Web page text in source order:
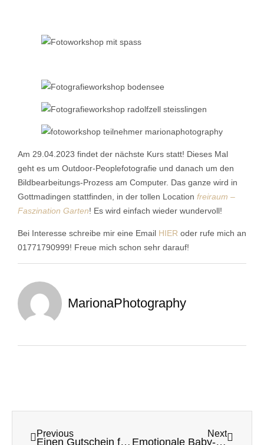
Am 29.04.2023 findet der nächste Kurs statt! Dieses Mal
geht es um Outdoor-Peoplefotografie und danach um den
Bildbearbeitungs-Prozess am Computer. Das ganze wird in
Gottmadingen stattfinden, in der tollen Location freiraum –
Faszination Garten! Es wird einfach wieder wundervoll!
Bei Interesse schreibe mir eine Email HIER oder rufe mich an
01771790999! Freue mich schon sehr darauf!
MarionaPhotography
Previous
Einen Gutschein für ein Neugeborenenshooting schenken? Ist das eine gute Idee?
Next
Emotionale Baby- und Familienfotos!